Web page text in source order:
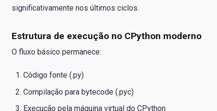
significativamente nos últimos ciclos.
Estrutura de execução no CPython moderno
O fluxo básico permanece:
Código fonte (.py)
Compilação para bytecode (.pyc)
Execução pela máquina virtual do CPython